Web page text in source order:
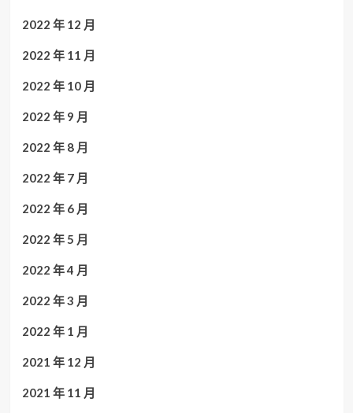
2022 年 12 月
2022 年 11 月
2022 年 10 月
2022 年 9 月
2022 年 8 月
2022 年 7 月
2022 年 6 月
2022 年 5 月
2022 年 4 月
2022 年 3 月
2022 年 1 月
2021 年 12 月
2021 年 11 月